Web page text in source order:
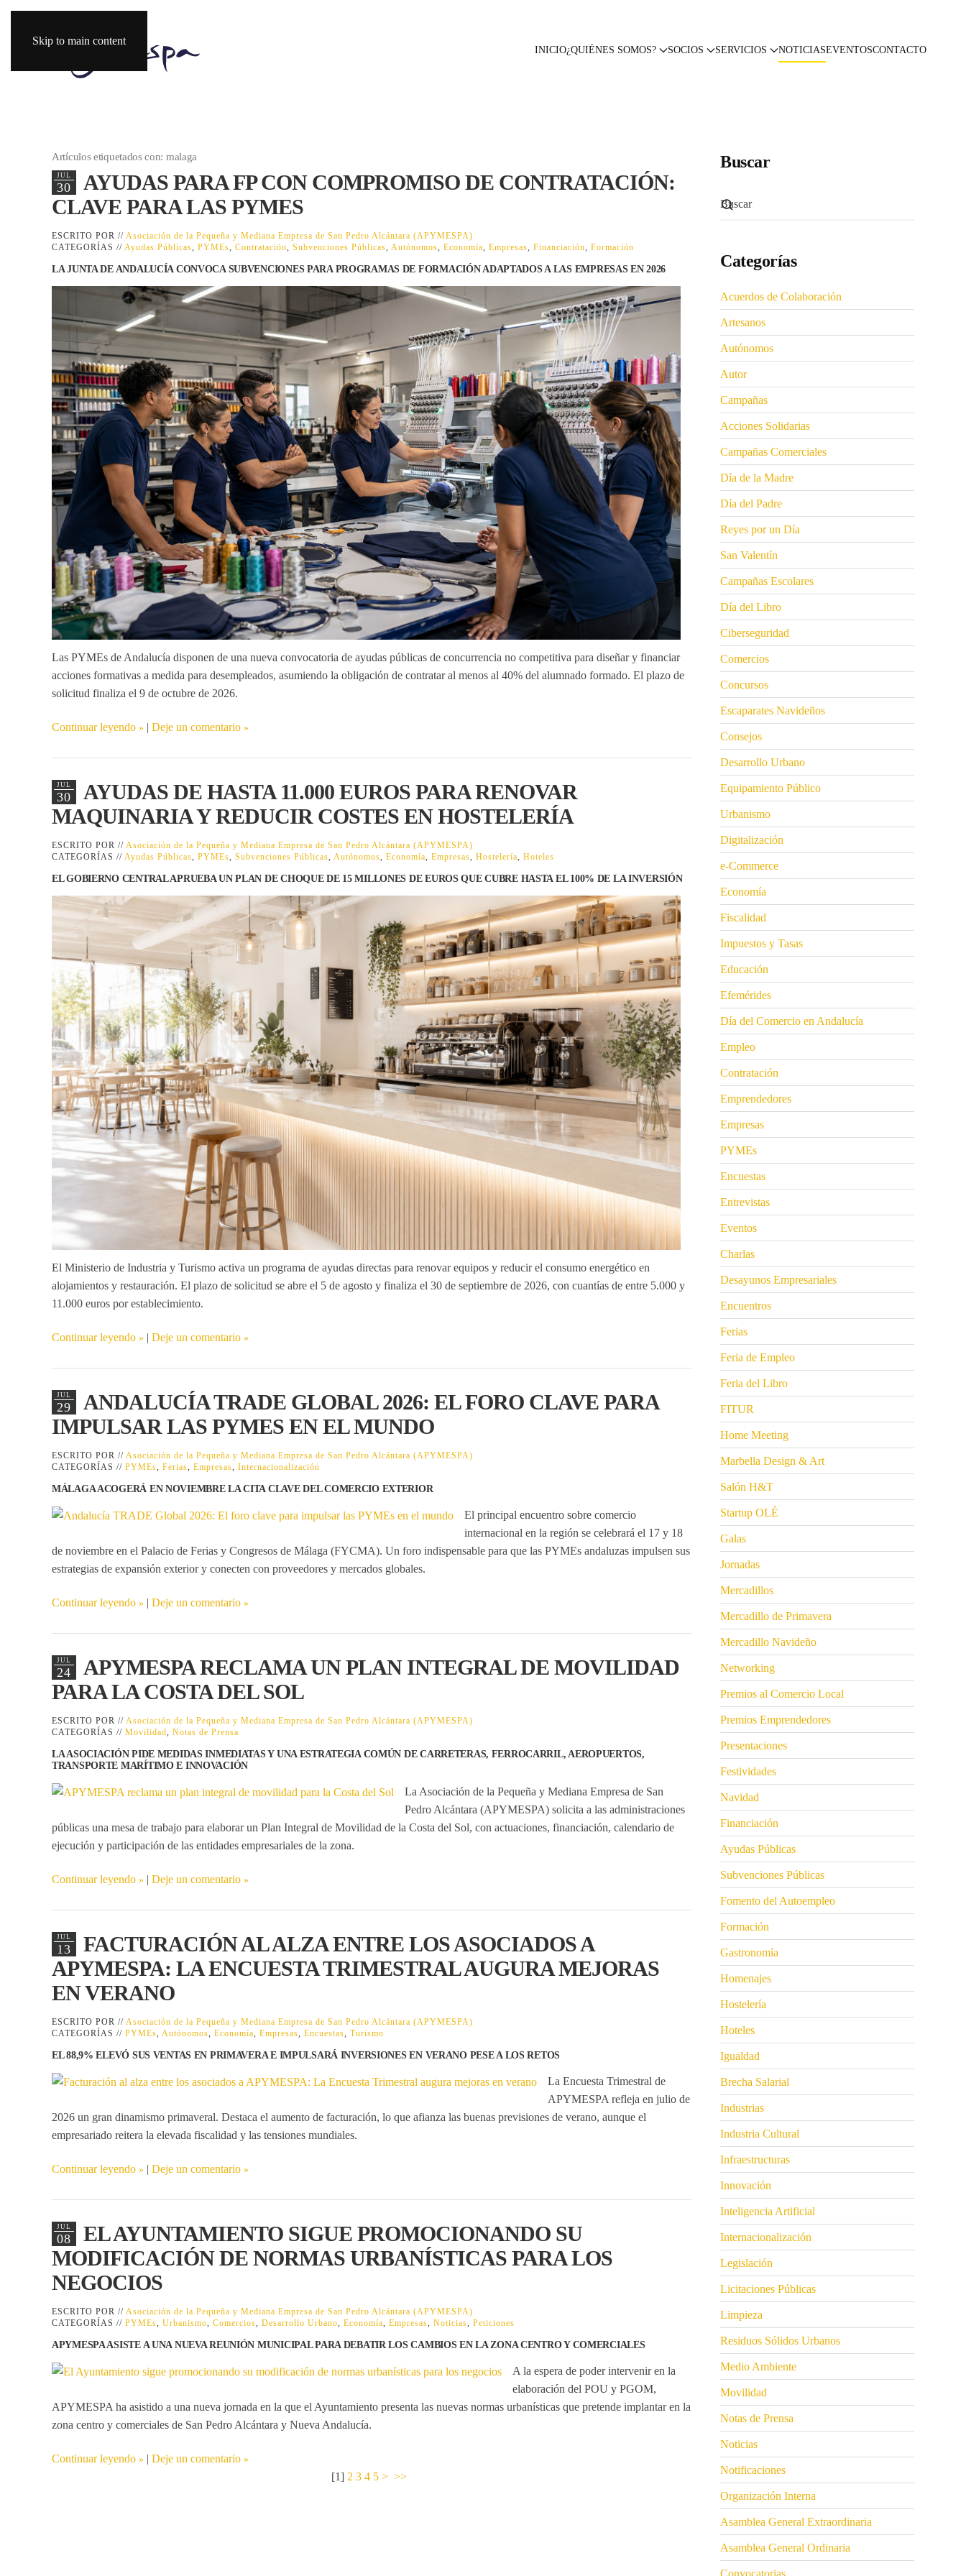
Skip to main content
INICIO¿QUIÉNES SOMOS? SOCIOS SERVICIOS NOTICIASEVENTOSCONTACTO
Artículos etiquetados con: malaga
JUL
30
AYUDAS PARA FP CON COMPROMISO DE CONTRATACIÓN:
CLAVE PARA LAS PYMES
ESCRITO POR // Asociación de la Pequeña y Mediana Empresa de San Pedro Alcántara (APYMESPA)
CATEGORÍAS // Ayudas Públicas, PYMEs, Contratación, Subvenciones Públicas, Autónomos, Economía, Empresas, Financiación, Formación
LA JUNTA DE ANDALUCÍA CONVOCA SUBVENCIONES PARA PROGRAMAS DE FORMACIÓN ADAPTADOS A LAS EMPRESAS EN 2026
Las PYMEs de Andalucía disponen de una nueva convocatoria de ayudas públicas de concurrencia no competitiva para diseñar y financiar
acciones formativas a medida para desempleados, asumiendo la obligación de contratar al menos al 40% del alumnado formado. El plazo de
solicitud finaliza el 9 de octubre de 2026.
Continuar leyendo | Deje un comentario
JUL
30
AYUDAS DE HASTA 11.000 EUROS PARA RENOVAR
MAQUINARIA Y REDUCIR COSTES EN HOSTELERÍA
ESCRITO POR // Asociación de la Pequeña y Mediana Empresa de San Pedro Alcántara (APYMESPA)
CATEGORÍAS // Ayudas Públicas, PYMEs, Subvenciones Públicas, Autónomos, Economía, Empresas, Hostelería, Hoteles
EL GOBIERNO CENTRAL APRUEBA UN PLAN DE CHOQUE DE 15 MILLONES DE EUROS QUE CUBRE HASTA EL 100% DE LA INVERSIÓN
El Ministerio de Industria y Turismo activa un programa de ayudas directas para renovar equipos y reducir el consumo energético en
alojamientos y restauración. El plazo de solicitud se abre el 5 de agosto y finaliza el 30 de septiembre de 2026, con cuantías de entre 5.000 y
11.000 euros por establecimiento.
Continuar leyendo | Deje un comentario
JUL
29
ANDALUCÍA TRADE GLOBAL 2026: EL FORO CLAVE PARA
IMPULSAR LAS PYMES EN EL MUNDO
ESCRITO POR // Asociación de la Pequeña y Mediana Empresa de San Pedro Alcántara (APYMESPA)
CATEGORÍAS // PYMEs Ferias Empresas Internacionalización
MÁLAGA ACOGERÁ EN NOVIEMBRE LA CITA CLAVE DEL COMERCIO EXTERIOR
El principal encuentro sobre comercio
internacional en la región se celebrará el 17 y 18
de noviembre en el Palacio de Ferias y Congresos de Málaga (FYCMA). Un foro indispensable para que las PYMEs andaluzas impulsen sus
estrategias de expansión exterior y conecten con proveedores y mercados globales.
Continuar leyendo | Deje un comentario
JUL
24
APYMESPA RECLAMA UN PLAN INTEGRAL DE MOVILIDAD
PARA LA COSTA DEL SOL
ESCRITO POR // Asociación de la Pequeña y Mediana Empresa de San Pedro Alcántara (APYMESPA)
CATEGORÍAS // Movilidad Notas de Prensa
LA ASOCIACIÓN PIDE MEDIDAS INMEDIATAS Y UNA ESTRATEGIA COMÚN DE CARRETERAS, FERROCARRIL, AEROPUERTOS,
TRANSPORTE MARÍTIMO E INNOVACIÓN
La Asociación de la Pequeña y Mediana Empresa de San
Pedro Alcántara (APYMESPA) solicita a las administraciones
públicas una mesa de trabajo para elaborar un Plan Integral de Movilidad de la Costa del Sol, con actuaciones, financiación, calendario de
ejecución y participación de las entidades empresariales de la zona.
Continuar leyendo | Deje un comentario
JUL
13
FACTURACIÓN AL ALZA ENTRE LOS ASOCIADOS A
APYMESPA: LA ENCUESTA TRIMESTRAL AUGURA MEJORAS
EN VERANO
ESCRITO POR // Asociación de la Pequeña y Mediana Empresa de San Pedro Alcántara (APYMESPA)
CATEGORÍAS // PYMEs Autónomos Economía Empresas Encuestas Turismo
EL 88,9% ELEVÓ SUS VENTAS EN PRIMAVERA E IMPULSARÁ INVERSIONES EN VERANO PESE A LOS RETOS
La Encuesta Trimestral de
APYMESPA refleja en julio de
2026 un gran dinamismo primaveral. Destaca el aumento de facturación, lo que afianza las buenas previsiones de verano, aunque el
empresariado reitera la elevada fiscalidad y las tensiones mundiales.
Continuar leyendo | Deje un comentario
JUL
08
EL AYUNTAMIENTO SIGUE PROMOCIONANDO SU
MODIFICACIÓN DE NORMAS URBANÍSTICAS PARA LOS
NEGOCIOS
ESCRITO POR // Asociación de la Pequeña y Mediana Empresa de San Pedro Alcántara (APYMESPA)
CATEGORÍAS // PYMEs Urbanismo Comercios Desarrollo Urbano Economía Empresas Noticias Peticiones
APYMESPA ASISTE A UNA NUEVA REUNIÓN MUNICIPAL PARA DEBATIR LOS CAMBIOS EN LA ZONA CENTRO Y COMERCIALES
A la espera de poder intervenir en la
elaboración del POU y PGOM,
APYMESPA ha asistido a una nueva jornada en la que el Ayuntamiento presenta las nuevas normas urbanísticas que pretende implantar en la
zona centro y comerciales de San Pedro Alcántara y Nueva Andalucía.
Continuar leyendo | Deje un comentario
[1] 2 3 4 5 > >>
Buscar
Categorías
Acuerdos de Colaboración
Artesanos
Autónomos
Autor
Campañas
Acciones Solidarias
Campañas Comerciales
Día de la Madre
Día del Padre
Reyes por un Día
San Valentín
Campañas Escolares
Día del Libro
Ciberseguridad
Comercios
Concursos
Escaparates Navideños
Consejos
Desarrollo Urbano
Equipamiento Público
Urbanismo
Digitalización
e-Commerce
Economía
Fiscalidad
Impuestos y Tasas
Educación
Efemérides
Día del Comercio en Andalucía
Empleo
Contratación
Emprendedores
Empresas
PYMEs
Encuestas
Entrevistas
Eventos
Charlas
Desayunos Empresariales
Encuentros
Ferias
Feria de Empleo
Feria del Libro
FITUR
Home Meeting
Marbella Design & Art
Salón H&T
Startup OLÉ
Galas
Jornadas
Mercadillos
Mercadillo de Primavera
Mercadillo Navideño
Networking
Premios al Comercio Local
Premios Emprendedores
Presentaciones
Festividades
Navidad
Financiación
Ayudas Públicas
Subvenciones Públicas
Fomento del Autoempleo
Formación
Gastronomía
Homenajes
Hostelería
Hoteles
Igualdad
Brecha Salarial
Industrias
Industria Cultural
Infraestructuras
Innovación
Inteligencia Artificial
Internacionalización
Legislación
Licitaciones Públicas
Limpieza
Residuos Sólidos Urbanos
Medio Ambiente
Movilidad
Notas de Prensa
Noticias
Notificaciones
Organización Interna
Asamblea General Extraordinaria
Asamblea General Ordinaria